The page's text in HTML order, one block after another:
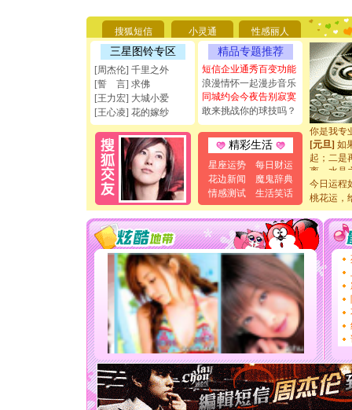
搜狐短信 小灵通 性感丽人
三星图铃专区
[周杰伦] 千里之外
[誓 言] 求佛
[王力宏] 大城小爱
[王心凌] 花的嫁纱
精品专题推荐
短信企业通秀百变功能
浪漫情怀一起漫步音乐
同城约会今夜告别寂寞
敢来挑战你的球技吗？
精彩生活
星座运势
每日财运
花边新闻
魔鬼辞典
情感测试
生活笑话
要平安！
[圣诞节]
能正大光
天都要快
[圣诞节]
如意,快
[元旦]看
断电。爱
你是我专
[元旦]如
起；二是
离。水晶
泣，这
卖了。水
[春节]风
颜！冬去
道一声
[春节]
传
片叶子
送你一
[圣诞节]
你太多
要平安
[圣诞节]
能正大
天都要快
[圣诞节]
如意,快
[元旦]看
今日运程
桃花运，